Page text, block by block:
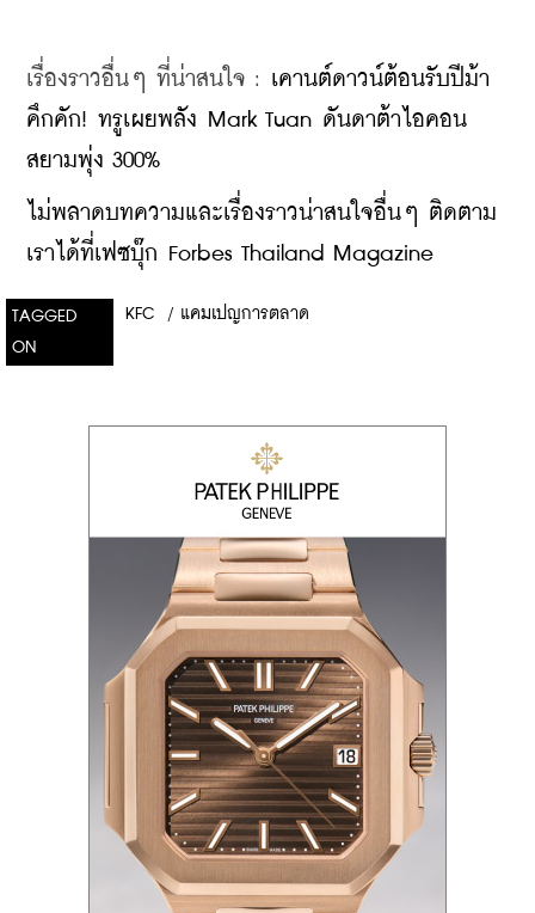
เรื่องราวอื่นๆ ที่น่าสนใจ : เคานต์ดาวน์ต้อนรับปีม้า
คึกคัก! ทรูเผยพลัง Mark Tuan ดันดาต้าไอคอน
สยามพุ่ง 300%
ไม่พลาดบทความและเรื่องราวน่าสนใจอื่นๆ ติดตาม
เราได้ที่เฟซบุ๊ก Forbes Thailand Magazine
TAGGED
ON
KFC / แคมเปญการตลาด